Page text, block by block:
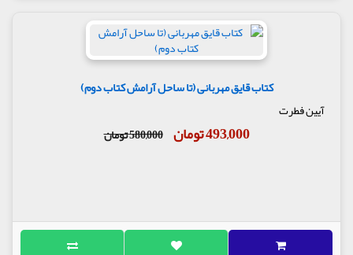
کتاب قایق مهربانی (تا ساحل آرامش کتاب دوم)
آیین فطرت
493,000 تومان 580,000 تومان